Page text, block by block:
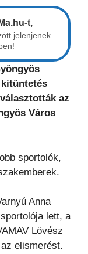
t,
jelenjenek
az
Város
sportolók,
Anna
lett, a
Lövész
elismerést.